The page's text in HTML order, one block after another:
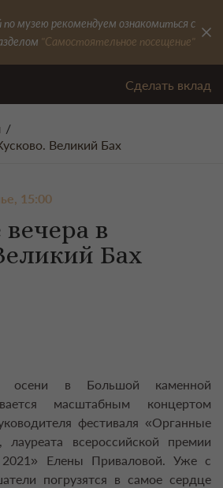
по музею рекомендуем ознакомиться с
"Самостоятельное посещение"
Сделать вклад
Великий Бах
15:00
в
Бах
осени в Большой каменной
масштабным концертом
фестиваля «Органные
лауреата всероссийской премии
Елены Приваловой. Уже с
погрузятся в самое сердце